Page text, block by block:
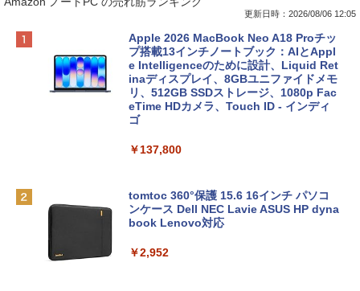
更新日時：2026/08/06 12:05
Apple 2026 MacBook Neo A18 Proチッ
プ搭載13インチノートブック：AIとAppl
e Intelligenceのために設計、Liquid Ret
inaディスプレイ、8GBユニファイドメモ
リ、512GB SSDストレージ、1080p Fac
eTime HDカメラ、Touch ID - インディ
ゴ
￥137,800
tomtoc 360°保護 15.6 16インチ パソコ
ンケース Dell NEC Lavie ASUS HP dyna
book Lenovo対応
￥2,952